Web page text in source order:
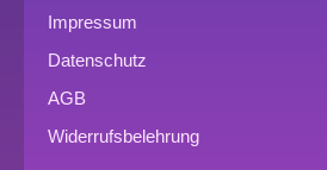
Impressum
Datenschutz
AGB
Widerrufsbelehrung